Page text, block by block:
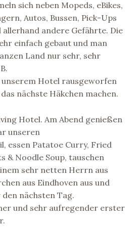
sich neben Mopeds, eBikes,
Autos, Bussen, Pick-Ups
allerhand andere Gefährte. Die
einfach gebaut und man
Land nur sehr, sehr
Hotel rausgeworfen
nächste Häkchen machen.
Hotel. Am Abend genießen
unseren
essen Patatoe Curry, Fried
& Noodle Soup, tauschen
sehr netten Herrn aus
aus Eindhoven aus und
nächsten Tag.
und sehr aufregender erster